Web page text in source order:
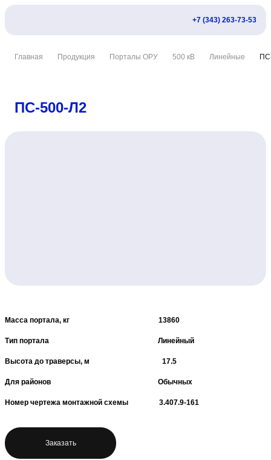
+7 (343) 263-73-53
Главная Продукция Порталы ОРУ 500 кВ Линейные
ПС-500-Л2
Масса портала, кг 13860
Тип портала Линейный
Высота до траверсы, м 17.5
Для районов Обычных
Номер чертежа монтажной схемы 3.407.9-161
Заказать